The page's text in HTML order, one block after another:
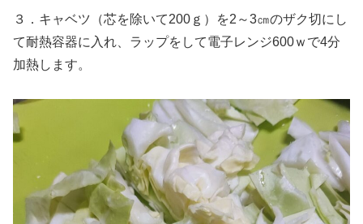
３．キャベツ（芯を除いて200ｇ）を2～3㎝のザク切にし
て耐熱容器に入れ、ラップをして電子レンジ600ｗで4分
加熱します。